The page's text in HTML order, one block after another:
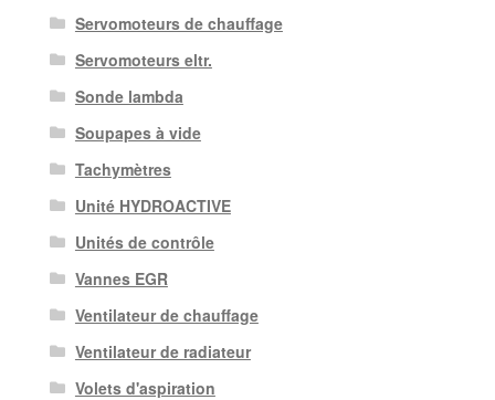
Servomoteurs de chauffage
Servomoteurs eltr.
Sonde lambda
Soupapes à vide
Tachymètres
Unité HYDROACTIVE
Unités de contrôle
Vannes EGR
Ventilateur de chauffage
Ventilateur de radiateur
Volets d'aspiration